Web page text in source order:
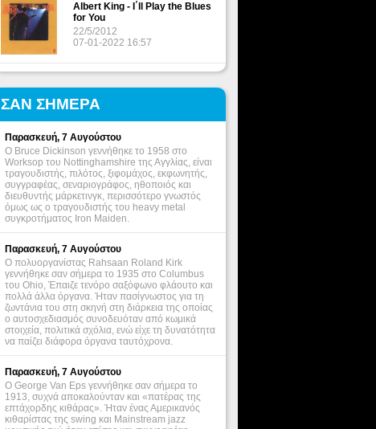
Albert King - I΄ll Play the Blues
for You
22/5/2012
07-01-2022 16:57
ΣΑΝ ΣΗΜΕΡΑ
Παρασκευή, 7 Αυγούστου
Ο Bruce Dickinson γεννήθηκε το 1958 στο
Worksop του Nottinghamshire της Αγγλίας, είναι
τραγουδιστής, πιλότος, ξιφομάχος, εκφωνητής,
συγγραφέας, σεναριογράφος, ηθοποιός και
διευθυντής μάρκετινγκ, περισσότερο γνωστός
όμως ως ο τραγουδιστής του heavy metal
συγκροτήματος Iron Maiden.
Παρασκευή, 7 Αυγούστου
Ο πολυοργανίστας Rahsaan Roland Kirk
γεννήθηκε σαν σήμερα το 1935 στο Columbus
του Ohio, Έπαιζε τενόρο σαξόφωνο φλάουτο και
πολλά άλλα όργανα. Ήταν πασίγνωστος για τη
ζωντάνια του στη σκηνή στη διάρκεια της οποίας
ο αυτοσχεδιασμός συνοδευόταν από κωμικά
στοιχεία, πολιτικά σχόλια, ενώ είχε τη δυνατότητα
να παίζει διάφορα όργανα ταυτόχρονα.
Παρασκευή, 7 Αυγούστου
Ο George Van Eps γεννήθηκε σαν σήμερα το
1913, συχνά αποκαλούνταν και «πατέρας της
επτάχορδης κιθάρας». Ήταν ένας Αμερικανός
κιθαρίστας της swing και Mainstream jazz